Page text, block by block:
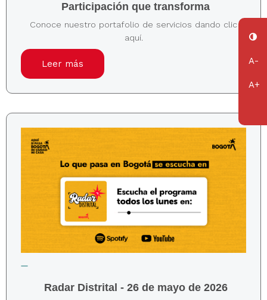
Participación que transforma
Conoce nuestro portafolio de servicios dando clic
aquí.
Leer más
Radar Distrital - 26 de mayo de 2026